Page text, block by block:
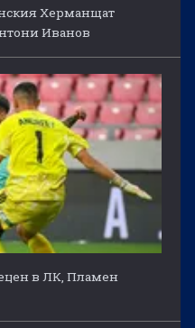
Херманщат
Иванов
в ЛК, Пламен